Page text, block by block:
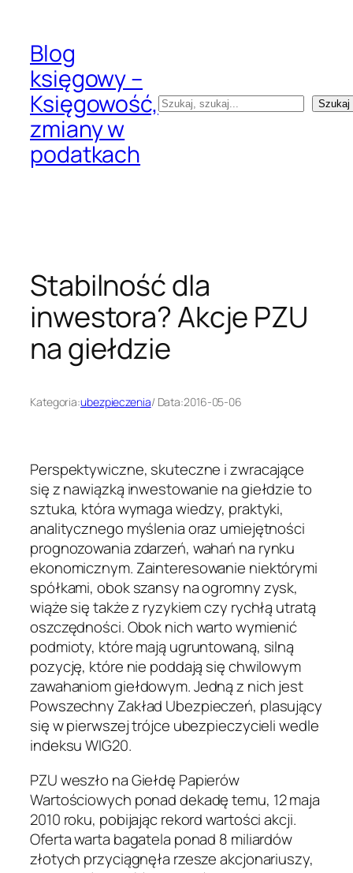
treściBlog
księgowy –
Księgowość,
zmiany w
podatkach
Szukaj Szukaj
Stabilność dla
inwestora? Akcje PZU
na giełdzie
Kategoria:ubezpieczenia/ Data:2016-05-06
Perspektywiczne, skuteczne i zwracające
się z nawiązką inwestowanie na giełdzie to
sztuka, która wymaga wiedzy, praktyki,
analitycznego myślenia oraz umiejętności
prognozowania zdarzeń, wahań na rynku
ekonomicznym. Zainteresowanie niektórymi
spółkami, obok szansy na ogromny zysk,
wiąże się także z ryzykiem czy rychłą utratą
oszczędności. Obok nich warto wymienić
podmioty, które mają ugruntowaną, silną
pozycję, które nie poddają się chwilowym
zawahaniom giełdowym. Jedną z nich jest
Powszechny Zakład Ubezpieczeń, plasujący
się w pierwszej trójce ubezpieczycieli wedle
indeksu WIG20.
PZU weszło na Giełdę Papierów
Wartościowych ponad dekadę temu, 12 maja
2010 roku, pobijając rekord wartości akcji.
Oferta warta bagatela ponad 8 miliardów
złotych przyciągnęła rzesze akcjonariuszy,